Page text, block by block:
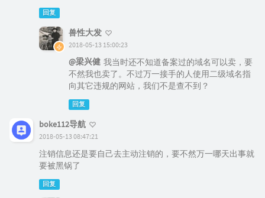
回复
兽性大发
2018-05-13 15:00:23
@梁兴健 我当时还不知道备案过的域名可以卖，要
不然我也卖了。不过万一接手的人使用二级域名指
向其它违规的网站，我们不是查不到？
回复
boke112导航
2018-05-13 08:47:21
注销信息还是要自己去主动注销的，要不然万一哪天出事就
要被黑锅了
回复